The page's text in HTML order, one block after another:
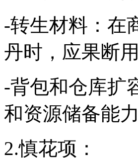
-转生材料：在
丹时，应果断
-背包和仓库扩
和资源储备能力
2.慎花项：